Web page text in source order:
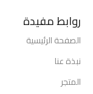
روابط مفيدة
الصفحة الرئيسية
نبذة عنا
المتجر